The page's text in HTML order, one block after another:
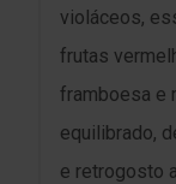
violáceos,
frutas
framboesa e
equilibrado,
e retrogosto